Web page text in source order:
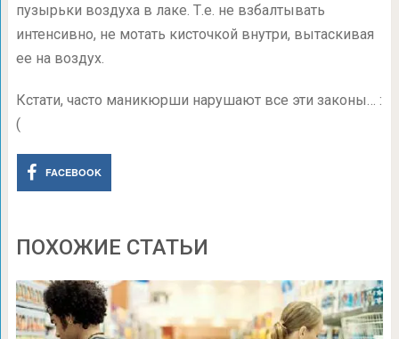
пузырьки воздуха в лаке. Т.е. не взбалтывать
интенсивно, не мотать кисточкой внутри, вытаскивая
ее на воздух.
Кстати, часто маникюрши нарушают все эти законы… :
(
FACEBOOK
ПОХОЖИЕ СТАТЬИ